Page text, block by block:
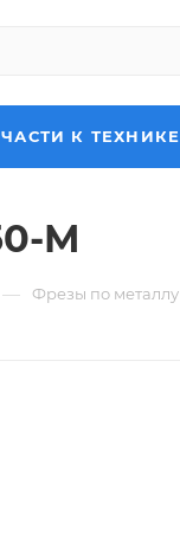
К ТЕХНИКЕ
M
— Фрезы по металлу